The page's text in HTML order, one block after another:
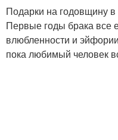
Топазовая свадьба
Подарки на годовщину
Первые годы брака все
влюбленности и
пока любимый человек